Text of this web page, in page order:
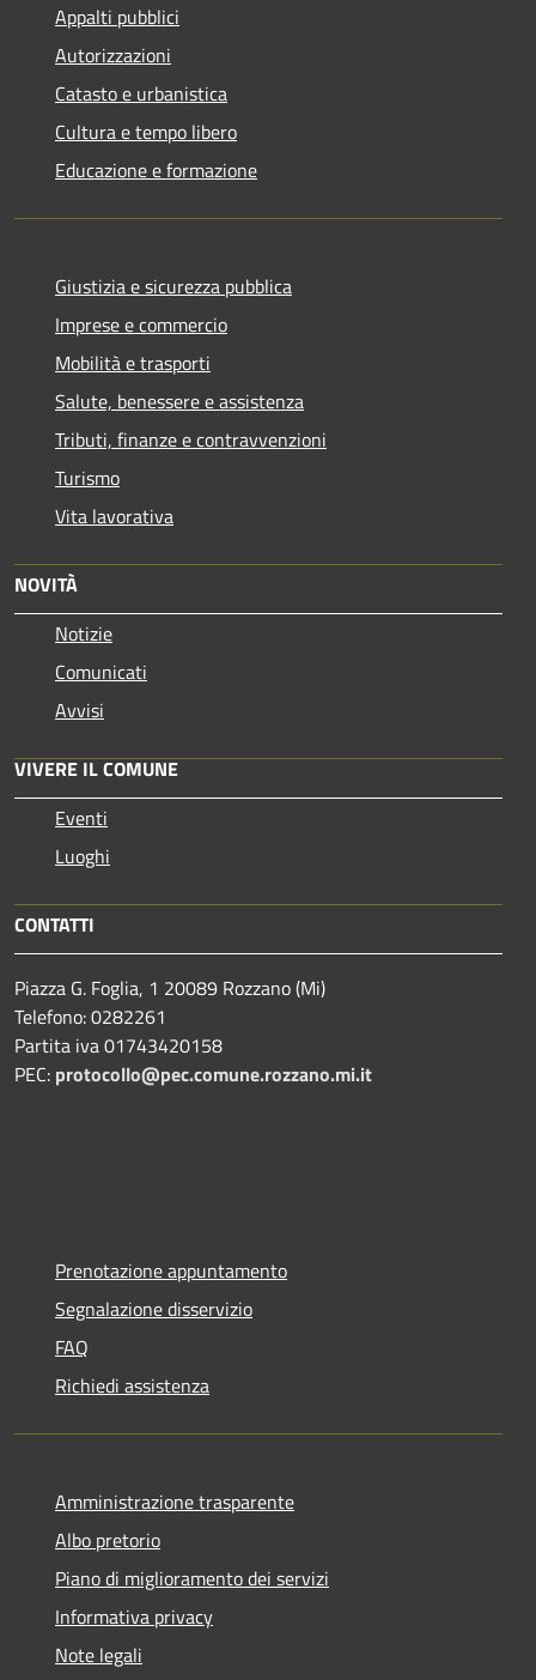
Appalti pubblici
Autorizzazioni
Catasto e urbanistica
Cultura e tempo libero
Educazione e formazione
Giustizia e sicurezza pubblica
Imprese e commercio
Mobilità e trasporti
Salute, benessere e assistenza
Tributi, finanze e contravvenzioni
Turismo
Vita lavorativa
NOVITÀ
Notizie
Comunicati
Avvisi
VIVERE IL COMUNE
Eventi
Luoghi
CONTATTI
Piazza G. Foglia, 1 20089 Rozzano (Mi)
Telefono: 0282261
Partita iva 01743420158
PEC: protocollo@pec.comune.rozzano.mi.it
Prenotazione appuntamento
Segnalazione disservizio
FAQ
Richiedi assistenza
Amministrazione trasparente
Albo pretorio
Piano di miglioramento dei servizi
Informativa privacy
Note legali